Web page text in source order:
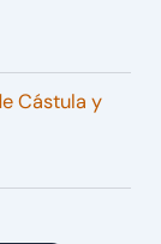
Cástula y